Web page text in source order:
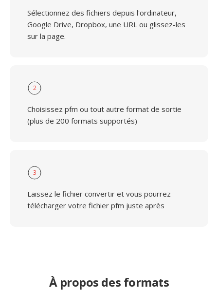
Sélectionnez des fichiers depuis l'ordinateur,
Google Drive, Dropbox, une URL ou glissez-les
sur la page.
2
Choisissez pfm ou tout autre format de sortie
(plus de 200 formats supportés)
3
Laissez le fichier convertir et vous pourrez
télécharger votre fichier pfm juste après
À propos des formats